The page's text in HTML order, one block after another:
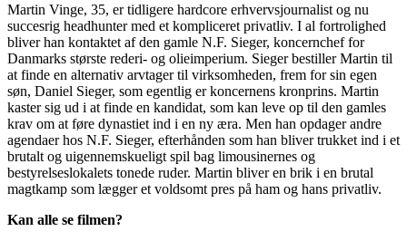
Martin Vinge, 35, er tidligere hardcore erhvervsjournalist og nu
succesrig headhunter med et kompliceret privatliv. I al fortrolighed
bliver han kontaktet af den gamle N.F. Sieger, koncernchef for
Danmarks største rederi- og olieimperium. Sieger bestiller Martin til
at finde en alternativ arvtager til virksomheden, frem for sin egen
søn, Daniel Sieger, som egentlig er koncernens kronprins. Martin
kaster sig ud i at finde en kandidat, som kan leve op til den gamles
krav om at føre dynastiet ind i en ny æra. Men han opdager andre
agendaer hos N.F. Sieger, efterhånden som han bliver trukket ind i et
brutalt og uigennemskueligt spil bag limousinernes og
bestyrelseslokalets tonede ruder. Martin bliver en brik i en brutal
magtkamp som lægger et voldsomt pres på ham og hans privatliv.
Kan alle se filmen?